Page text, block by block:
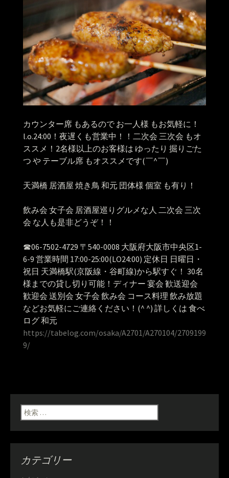
カウンター席 もあるので お一人様 もお気軽に！
l.o.24:00！夜遅くも営業中！！二次会 三次会 もオ
ススメ！2名様以上のお客様は ゆったり 掘りごた
つ や テーブル席 もオススメです(￣^￣)ゞ
天満橋 居酒屋 焼き鳥 和元 団体様 個室 も有り！
飲み会 女子会 居酒屋巡りグルメな人 二次会 三次
会 な人も是非どうぞ！！
☎︎06-7502-4729 〒540-0008 大阪府大阪市中央区1-
6-9 営業時間 17:00-25:00(LO24:00) 定休日 日曜日・
祝日 天満橋駅(京阪線・谷町線)から駅すぐ！ 30名
様までの貸し切り可能！ディナー 宴会 歓送迎会
歓迎会 送別会 女子会 飲み会 コース料理 飲み放題
などお気軽にご連絡ください！(^ ^) 詳しくは 食べ
ログ 和元
https://tabelog.com/osaka/A2701/A270104/2709199
9/
検索:
カテゴリー